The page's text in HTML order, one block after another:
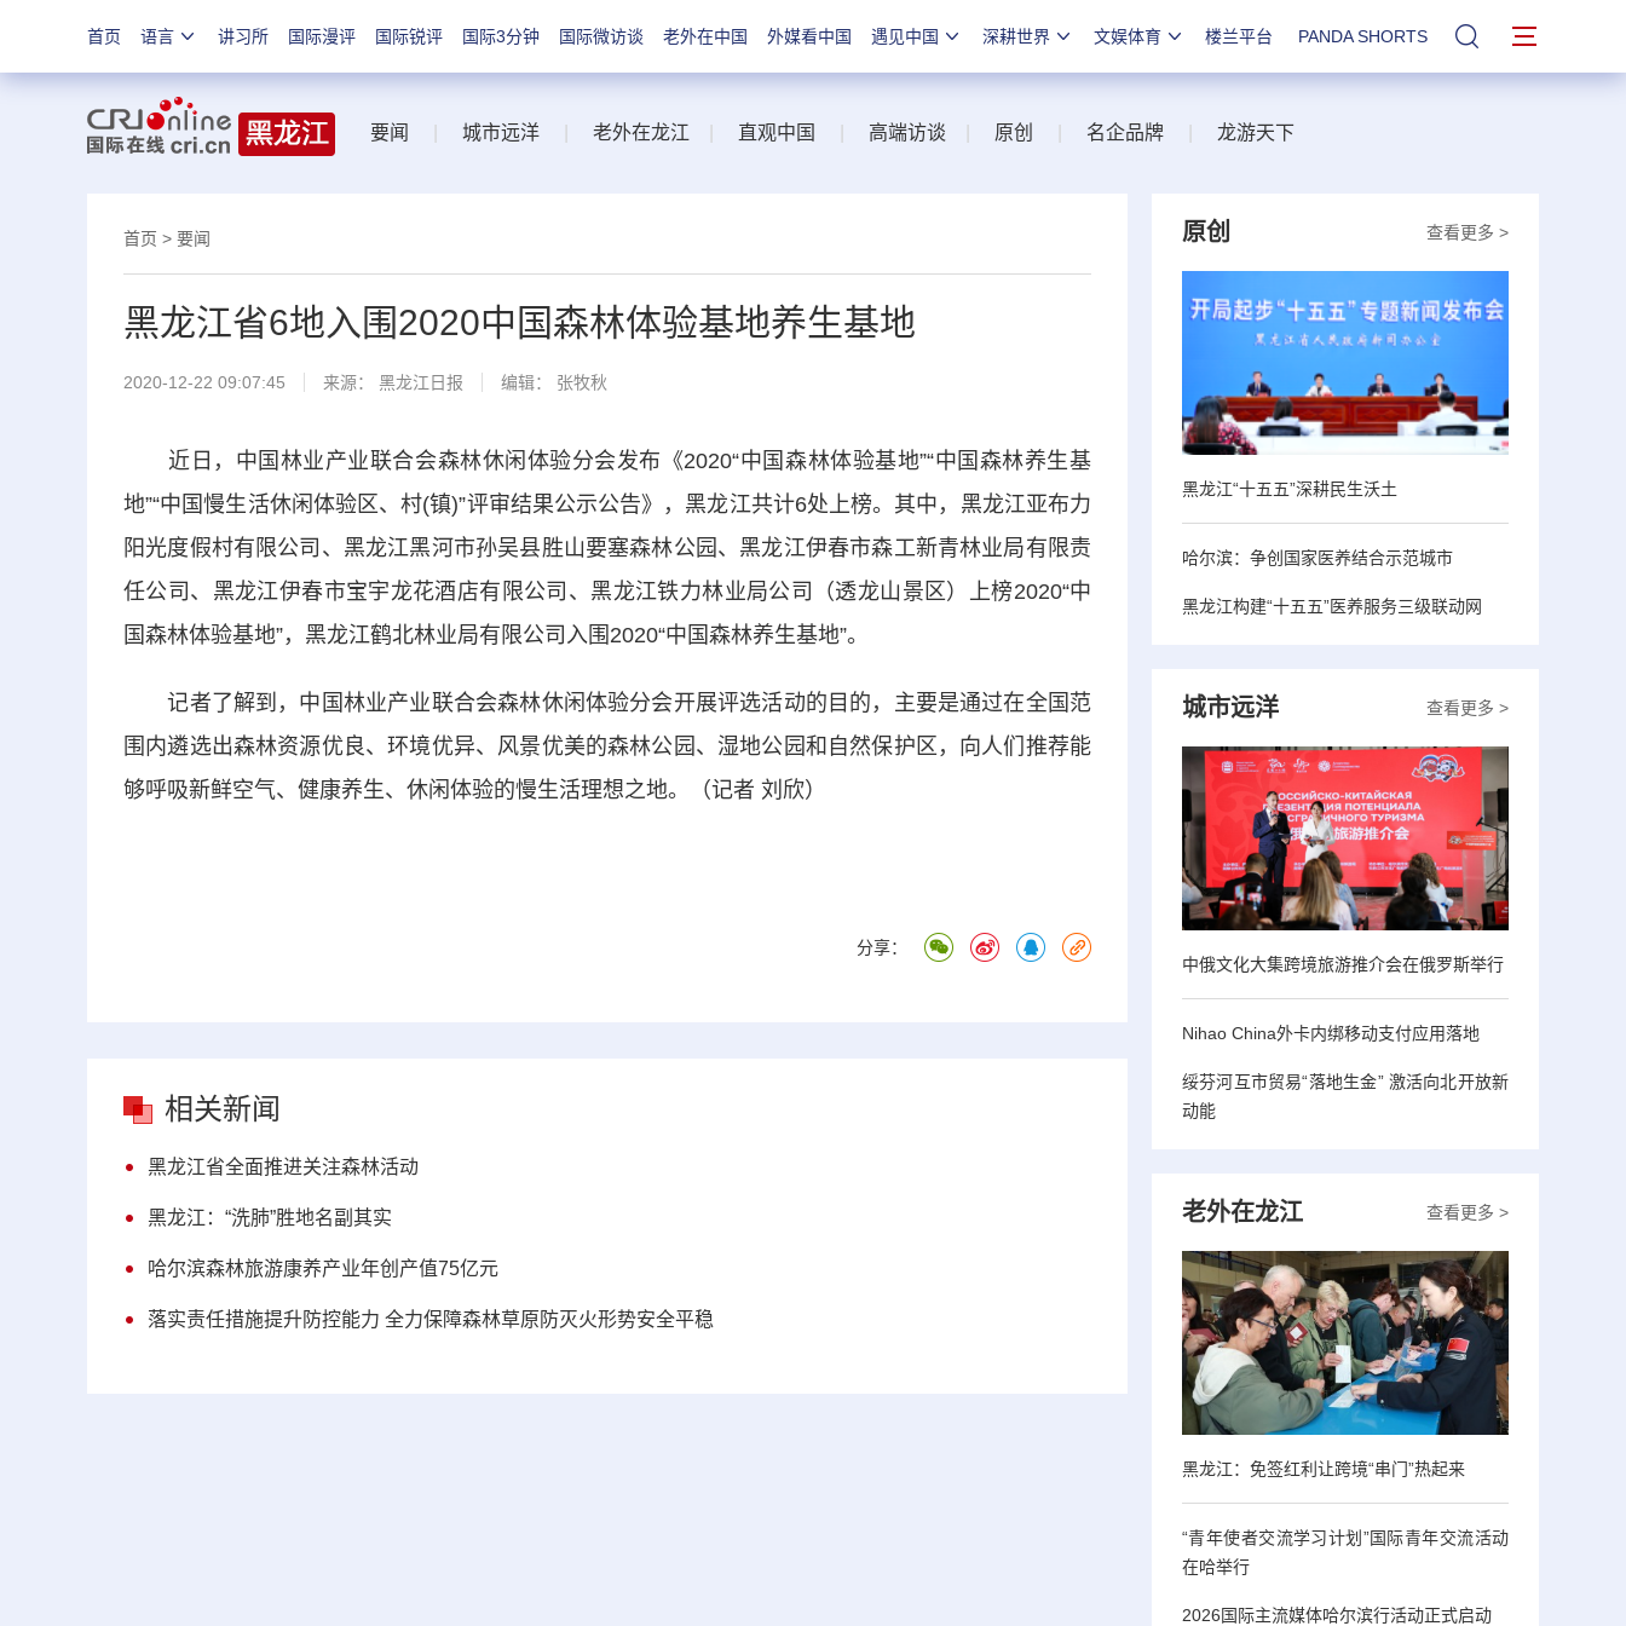
首页 语言 讲习所 国际漫评 国际锐评 国际3分钟 国际微访谈 老外在中国 外媒看中国 遇见中国 深耕世界 文娱体育 楼兰平台 PANDA SHORTS 站内搜索
要闻 城市远洋 老外在龙江 直观中国 高端访谈 原创 名企品牌 龙游天下
首页 > 要闻
黑龙江省6地入围2020中国森林体验基地养生基地
2020-12-22 09:07:45 来源： 黑龙江日报 编辑： 张牧秋
近日，中国林业产业联合会森林休闲体验分会发布《2020“中国森林体验基地”“中国森林养生基
地”“中国慢生活休闲体验区、村(镇)”评审结果公示公告》，黑龙江共计6处上榜。其中，黑龙江亚布力
阳光度假村有限公司、黑龙江黑河市孙吴县胜山要塞森林公园、黑龙江伊春市森工新青林业局有限责
任公司、黑龙江伊春市宝宇龙花酒店有限公司、黑龙江铁力林业局公司（透龙山景区）上榜2020“中
国森林体验基地”，黑龙江鹤北林业局有限公司入围2020“中国森林养生基地”。
记者了解到，中国林业产业联合会森林休闲体验分会开展评选活动的目的，主要是通过在全国范
围内遴选出森林资源优良、环境优异、风景优美的森林公园、湿地公园和自然保护区，向人们推荐能
够呼吸新鲜空气、健康养生、休闲体验的慢生活理想之地。（记者 刘欣）
分享：
相关新闻
黑龙江省全面推进关注森林活动
黑龙江：“洗肺”胜地名副其实
哈尔滨森林旅游康养产业年创产值75亿元
落实责任措施提升防控能力 全力保障森林草原防灭火形势安全平稳
查看更多 >
原创
黑龙江“十五五”深耕民生沃土
哈尔滨：争创国家医养结合示范城市
黑龙江构建“十五五”医养服务三级联动网
查看更多 >
城市远洋
中俄文化大集跨境旅游推介会在俄罗斯举行
Nihao China外卡内绑移动支付应用落地
绥芬河互市贸易“落地生金” 激活向北开放新
动能
查看更多 >
老外在龙江
黑龙江：免签红利让跨境“串门”热起来
“青年使者交流学习计划”国际青年交流活动
在哈举行
2026国际主流媒体哈尔滨行活动正式启动